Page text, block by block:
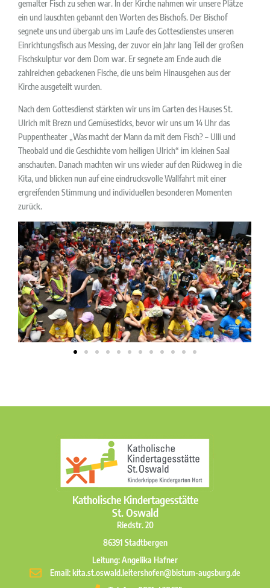
gemalter Fisch zu sehen war. In der Kirche nahmen wir unsere Plätze
ein und lauschten gebannt den Worten des Bischofs. Der Bischof
segnete uns und übergab uns im Laufe des Gottesdienstes unseren
Einrichtungsfisch aus Messing, der zuvor ein Jahr lang Teil der großen
Fischskulptur vor dem Dom war. Er segnete am Ende auch die
zahlreichen gebackenen Fische, die uns beim Hinausgehen aus der
Kirche ausgeteilt wurden.
Nach dem Gottesdienst stärkten wir uns im Garten des Hauses St.
Ulrich mit Brezn und Gemüsesticks, bevor wir uns um 14 Uhr das
Puppentheater „Was macht der Mann da mit dem Fisch? – Ulli und
Theobald und die Geschichte vom heiligen Ulrich“ im kleinen Saal
anschauten. Danach machten wir uns wieder auf den Rückweg in die
Kita, und blicken nun auf eine eindrucksvolle Wallfahrt mit einer
ergreifenden Stimmung und individuellen besonderen Momenten
zurück.
Katholische Kindertagesstätte
St. Oswald
Riedstr. 20
86391 Stadtbergen
Leitung: Angelika Hafner
Email: kita.st.oswald.leitershofen@bistum-augsburg.de